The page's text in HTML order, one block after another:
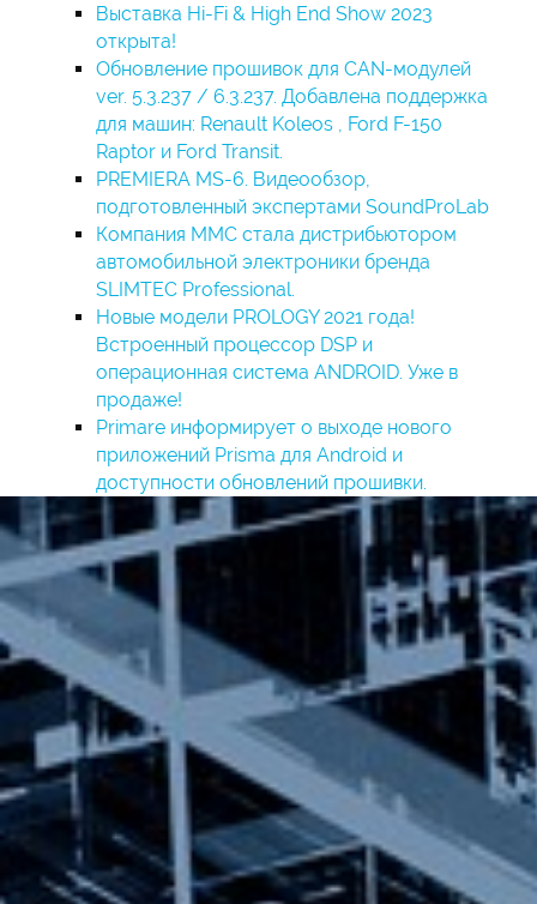
Выставка Hi-Fi & High End Show 2023
открыта!
Обновление прошивок для CAN-модулей
ver. 5.3.237 / 6.3.237. Добавлена поддержка
для машин: Renault Koleos , Ford F-150
Raptor и Ford Transit.
PREMIERA MS-6. Видеообзор,
подготовленный экспертами SoundProLab
Компания ММС стала дистрибьютором
автомобильной электроники бренда
SLIMTEC Professional.
Новые модели PROLOGY 2021 года!
Встроенный процессор DSP и
операционная система ANDROID. Уже в
продаже!
Primare информирует о выходе нового
приложений Prisma для Android и
доступности обновлений прошивки.